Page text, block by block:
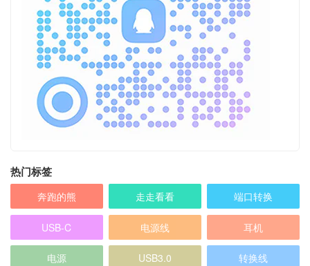
热门标签
奔跑的熊 走走看看 端口转换
USB-C 电源线 耳机
电源 USB3.0 转换线